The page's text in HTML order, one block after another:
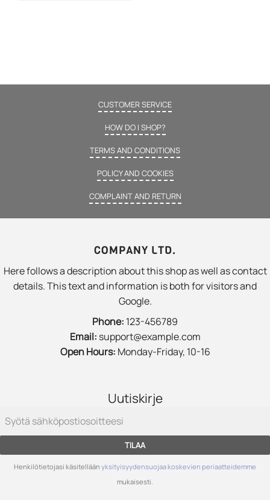
CUSTOMER SERVICE
HOW DO I SHOP?
TERMS AND CONDITIONS
POLICY AND COOKIES
COMPLAINT AND RETURN
COMPANY LTD.
Here follows a description about this shop as well as contact
details. This text and information is both for visitors and
Google.
Phone: 123-456789
Email: support@example.com
Open Hours: Monday-Friday, 10-16
Uutiskirje
TILAA
Henkilötietojasi käsitellään yksityisyydensuojaa koskevien periaatteidemme
mukaisesti.